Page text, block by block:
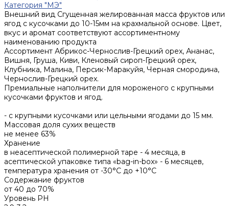
Категория "МЭ"
Внешний вид Сгущенная желированная масса фруктов или
ягод с кусочками до 10-15мм на крахмальной основе. Цвет,
вкус и аромат соответствуют ассортиментному
наименованию продукта
Ассортимент Абрикос-Чернослив-Грецкий орех, Ананас,
Вишня, Груша, Киви, Кленовый сироп-Грецкий орех,
Клубника, Малина, Персик-Маракуйя, Черная смородина,
Чернослив-Грецкий орех.
Премиальные наполнители для мороженого с крупными
кусочками фруктов и ягод.
- с крупными кусочками или цельными ягодами до 15 мм.
Массовая доля сухих веществ
не менее 63%
Хранение
в неасептической полимерной таре - 4 месяца, в
асептической упаковке типа «bag-in-box» - 6 месяцев,
температура хранения от -30°С до +10°С
Содержание фруктов
от 40 до 70%
Уровень PH